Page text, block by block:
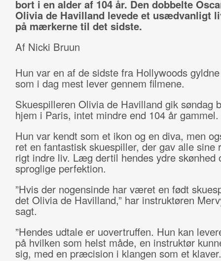
bort i en alder af 104 år. Den dobbelte
Olivia de Havilland levede et usædvanligt
på mærkerne til det sidste.
Af Nicki Bruun
Hun var en af de sidste fra Hollywoods
som i dag mest lever gennem filmene.
Skuespilleren Olivia de Havilland gik søndag
hjem i Paris, intet mindre end 104 år gammel.
Hun var kendt som et ikon og en diva, men
ret en fantastisk skuespiller, der gav alle sine
rigt indre liv. Læg dertil hendes ydre skønhed
sproglige perfektion.
”Hvis der nogensinde har været en født
det Olivia de Havilland,” har instruktøren
sagt.
”Hendes udtale er uovertruffen. Hun kan
på hvilken som helst måde, en instruktør
sig, med en præcision i klangen som et